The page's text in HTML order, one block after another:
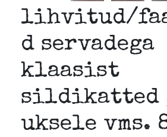
lihvitud/
d servadega
klaasist
sildikatted
uksele vms.